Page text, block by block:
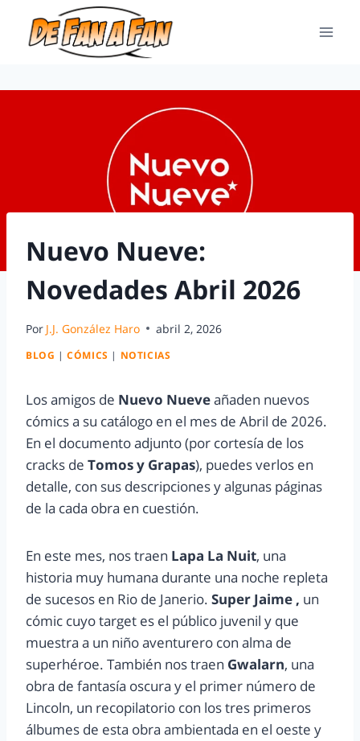
Nuevo Nueve:
Novedades Abril 2026
Por J.J. González Haro abril 2, 2026
BLOG |CÓMICS | NOTICIAS
Los amigos de Nuevo Nueveañaden nuevos
cómics a su catálogo en el mes de Abril de 2026.
En el documento adjunto (por cortesía de los
cracks de Tomos y Grapas), puedes verlos en
detalle, con sus descripciones y algunas páginas
de la cada obra en cuestión.
En este mes, nos traen Lapa La Nuit, una
historia muy humana durante una noche repleta
de sucesos en Rio de Janerio. Super Jaime , un
cómic cuyo target es el público juvenil y que
muestra a un niño aventurero con alma de
superhéroe. También nos traen Gwalarn, una
obra de fantasía oscura y el primer número de
Lincoln, un recopilatorio con los tres primeros
álbumes de esta obra ambientada en el oeste y